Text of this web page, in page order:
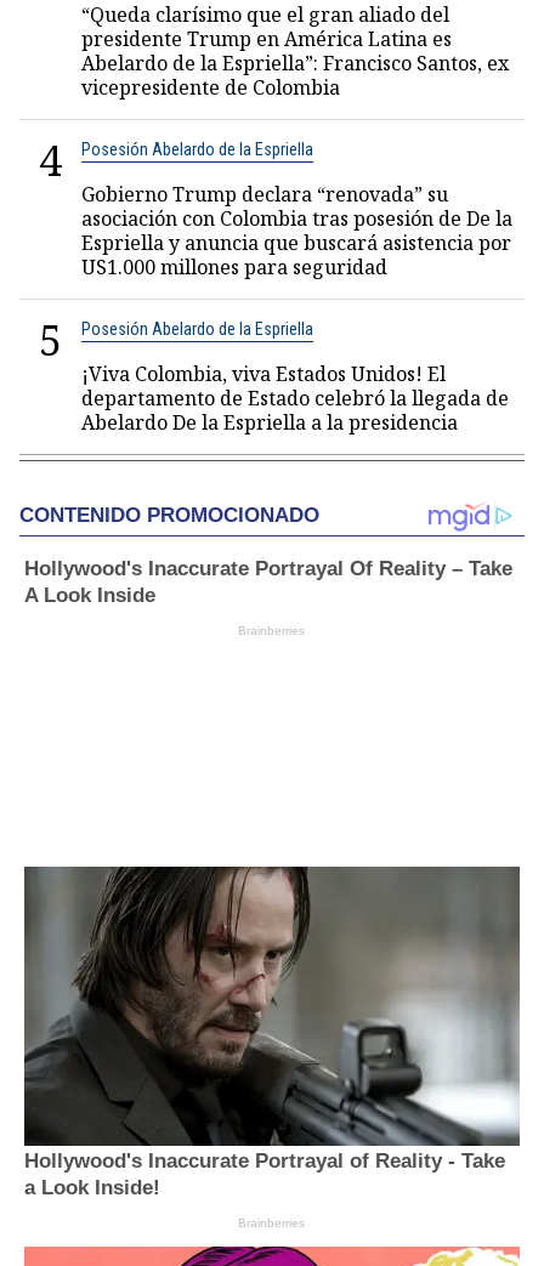
“Queda clarísimo que el gran aliado del
presidente Trump en América Latina es
Abelardo de la Espriella”: Francisco Santos, ex
vicepresidente de Colombia
4 Posesión Abelardo de la Espriella
Gobierno Trump declara “renovada” su
asociación con Colombia tras posesión de De la
Espriella y anuncia que buscará asistencia por
US1.000 millones para seguridad
5 Posesión Abelardo de la Espriella
¡Viva Colombia, viva Estados Unidos! El
departamento de Estado celebró la llegada de
Abelardo De la Espriella a la presidencia